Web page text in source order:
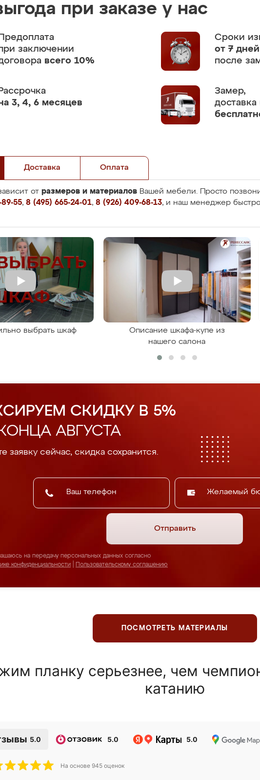
при заказе у нас
Предоплата
заключении
всего 10%
Сроки
от 7 дней
после
Рассрочка
3, 4, 6 месяцев
Замер,
Доставка Оплата
от размеров и материалов Вашей мебели. Просто
55, 8 (495) 665-24-01, 8 (926) 409-68-13, и наш менеджер быстро
выбрать шкаф
Описание шкафа-купе из
нашего салона
СКИДКУ В 5%
АВГУСТА
заявку сейчас, скидка сохранится.
Желаемый
Отправить
на передачу персональных данных согласно
конфиденциальности
Пользовательскому соглашению
ПОСМОТРЕТЬ МАТЕРИАЛЫ
планку серьезнее, чем
катанию
5.0 5.0 5.0
На основе 945 оценок